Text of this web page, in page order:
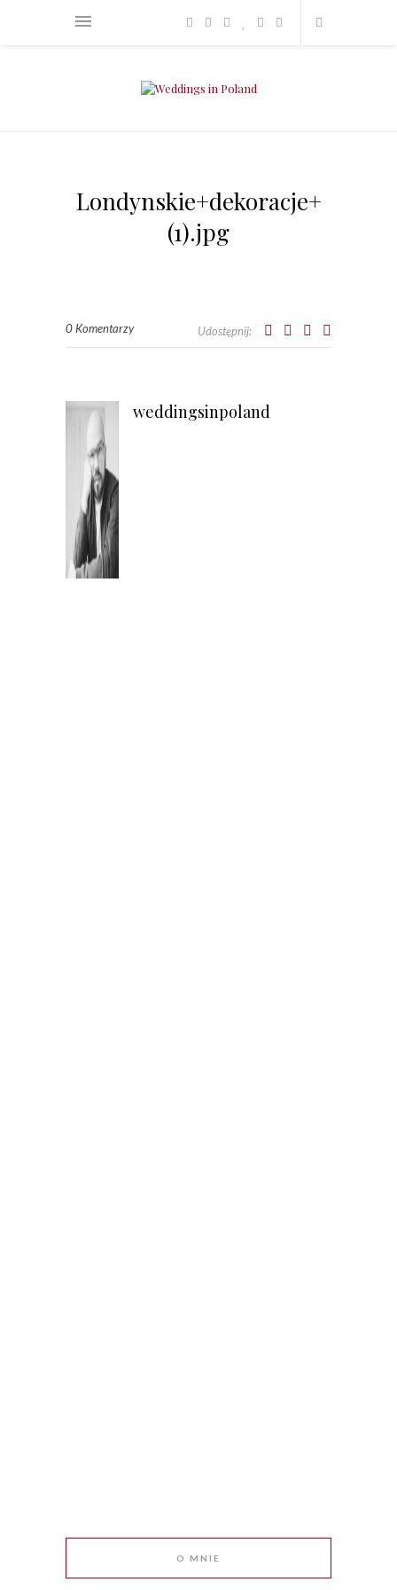
Londynskie+dekoracje+
(1).jpg
0 Komentarzy Udostępnij:
weddingsinpoland
O MNIE